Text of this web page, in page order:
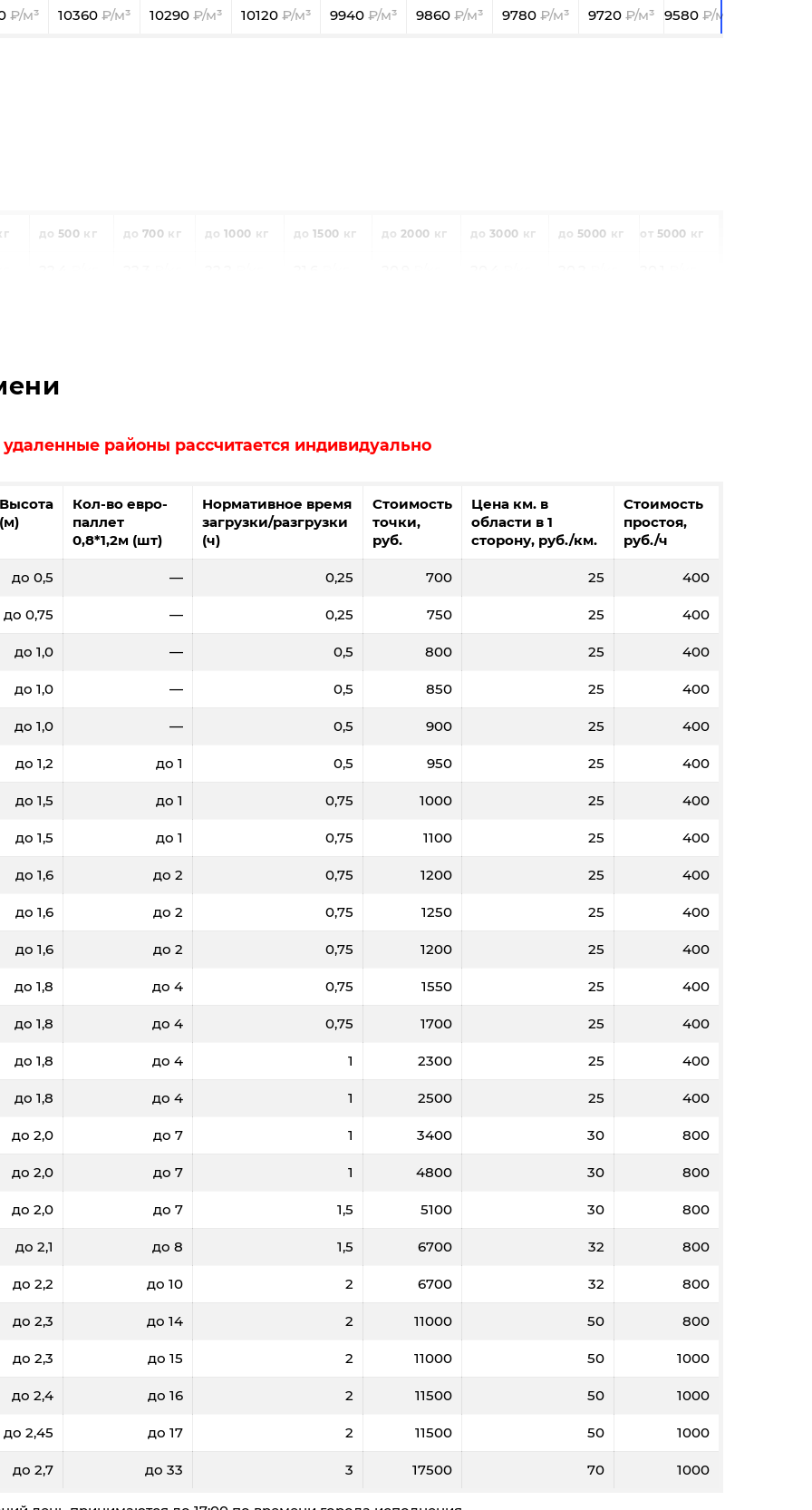
10360 10290 10120 9940 9860 9780 9720 9580
500 700 1000 1500 2000 3000 5000 5000
1500 2000
59,6 56,8 55,5
15200 14520 14380 14180
500
22,2
2,0
6190
21,7
5810 5780 5510 5450
районы рассчитается индивидуально
Высота
(м)
Кол-во евро-
паллет
0,8*1,2м (шт)
Нормативное время
загрузки/разгрузки
(ч)
Стоимость
точки,
руб.
Цена км. в
области в 1
сторону, руб./км.
Стоимость
простоя,
руб./ч
до 0,5 — 0,25 700 25 400
до 0,75 — 0,25 750 25 400
до 1,0 — 0,5 800 25 400
до 1,0 — 0,5 850 25 400
до 1,0 — 0,5 900 25 400
до 1,2 до 1 0,5 950 25 400
до 1,5 до 1 0,75 1000 25 400
до 1,5 до 1 0,75 1100 25 400
до 1,6 до 2 0,75 1200 25 400
до 1,6 до 2 0,75 1250 25 400
до 1,6 до 2 0,75 1200 25 400
до 1,8 до 4 0,75 1550 25 400
до 1,8 до 4 0,75 1700 25 400
до 1,8 до 4 1 2300 25 400
до 1,8 до 4 1 2500 25 400
до 2,0 до 7 1 3400 30 800
до 2,0 до 7 1 4800 30 800
до 2,0 до 7 1,5 5100 30 800
до 2,1 до 8 1,5 6700 32 800
до 2,2 до 10 2 6700 32 800
до 2,3 до 14 2 11000 50 800
до 2,3 до 15 2 11000 50 1000
до 2,4 до 16 2 11500 50 1000
до 2,45 до 17 2 11500 50 1000
до 2,7 до 33 3 17500 70 1000